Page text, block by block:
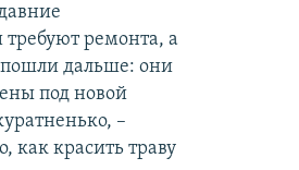
ремонта, а
дальше: они
под новой
–
как красить траву